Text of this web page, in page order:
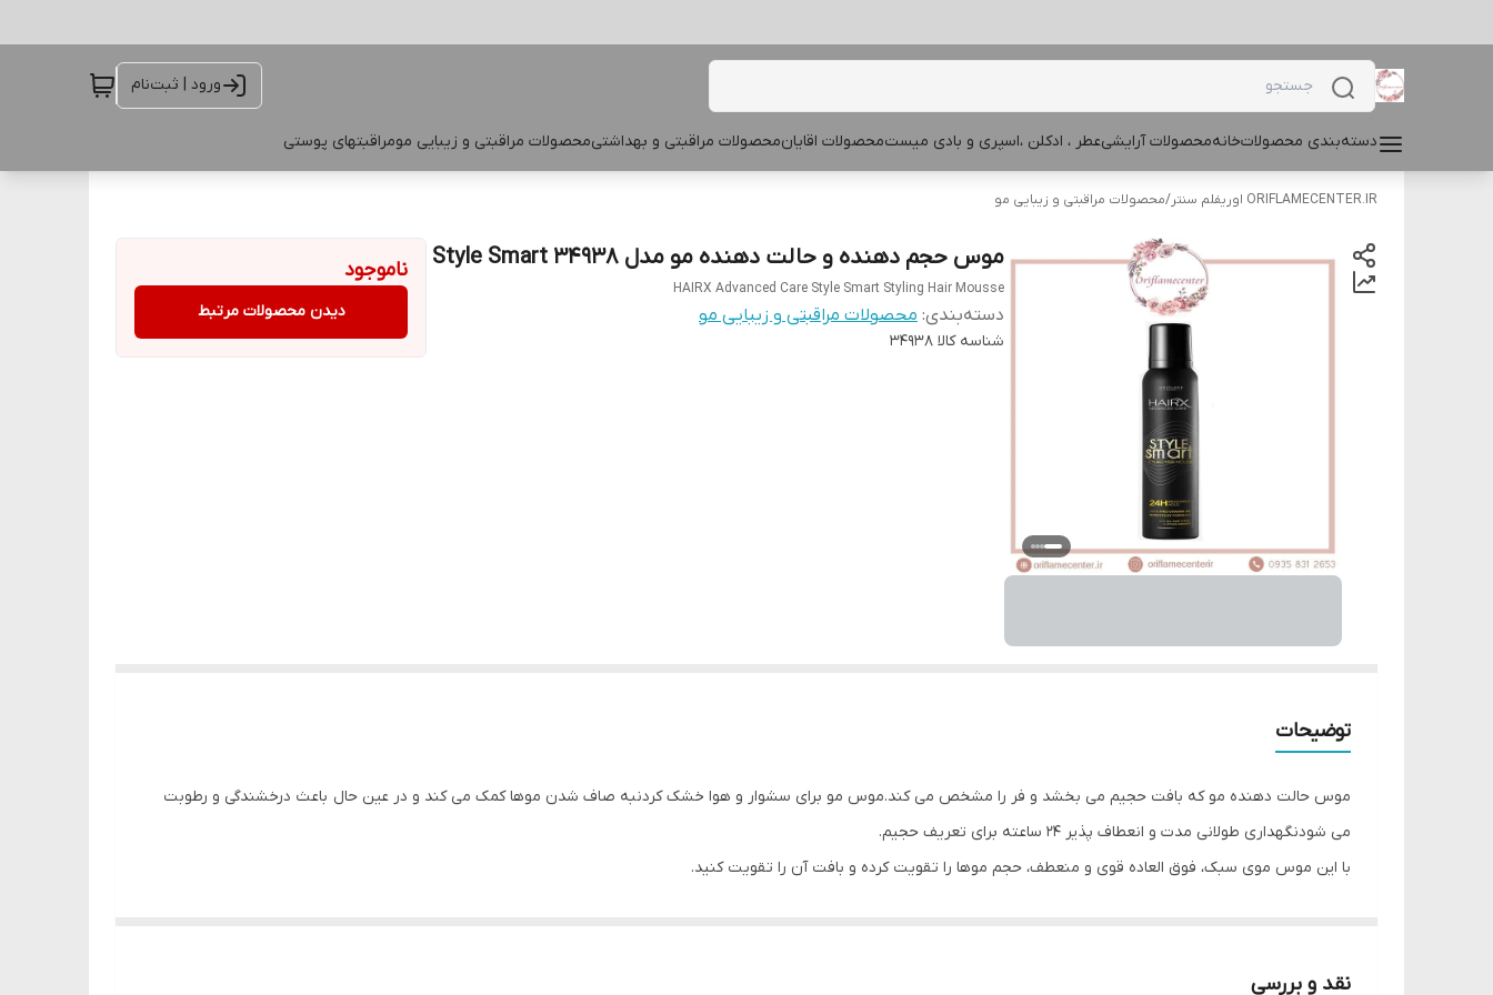
ورود | ثبت‌نام
دسته‌بندی محصولاتخانهمحصولات آرایشیعطر ، ادکلن ،اسپری و بادی میستمحصولات اقایانمحصولات مراقبتی و بهداشتیمحصولات مراقبتی و زیبایی مومراقبتهای پوستی
ORIFLAMECENTER.IR اوریفلم سنتر /محصولات مراقبتی و زیبایی مو
موس حجم دهنده و حالت دهنده مو مدل Style Smart 34938
HAIRX Advanced Care Style Smart Styling Hair Mousse
دسته‌بندی: محصولات مراقبتی و زیبایی مو
شناسه کالا 34938
ناموجود
دیدن محصولات مرتبط
توضیحات
موس حالت دهنده مو که بافت حجیم می بخشد و فر را مشخص می کند.موس مو برای سشوار و هوا خشک کردنبه صاف شدن موها کمک می کند و در عین حال باعث درخشندگی و رطوبت
می شودنگهداری طولانی مدت و انعطاف پذیر 24 ساعته برای تعریف حجیم.
با این موس موی سبک، فوق العاده قوی و منعطف، حجم موها را تقویت کرده و بافت آن را تقویت کنید.
ضخیم تر و پرتر، اما هرگز سفت نیست. فرموله شده با فناوری FlexiStay برای نگهداری طولانی مدت و انعطاف پذیر 24 ساعته. مناسب برای تمام انواع مو.
نقد و بررسی